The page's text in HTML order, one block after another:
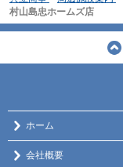
村山島忠ホームズ店
ホーム
会社概要